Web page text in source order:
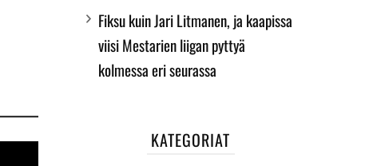
Fiksu kuin Jari Litmanen, ja kaapissa
viisi Mestarien liigan pyttyä
kolmessa eri seurassa
KATEGORIAT